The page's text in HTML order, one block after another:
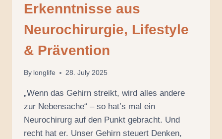
Erkenntnisse aus
Neurochirurgie, Lifestyle
& Prävention
By longlife 28. July 2025
„Wenn das Gehirn streikt, wird alles andere
zur Nebensache“ – so hat’s mal ein
Neurochirurg auf den Punkt gebracht. Und
recht hat er. Unser Gehirn steuert Denken,